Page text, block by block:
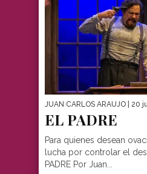
JUAN CARLOS ARAUJO | 20
EL PADRE
Para quienes desean
lucha por controlar el
PADRE Por Juan...